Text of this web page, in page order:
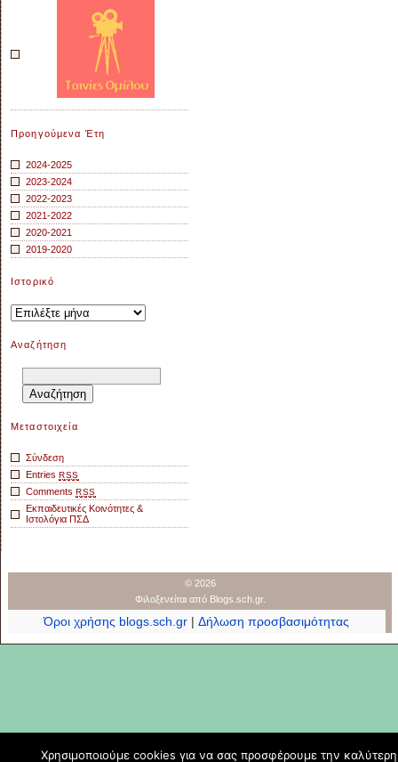
Προηγούμενα Έτη
2024-2025
2023-2024
2022-2023
2021-2022
2020-2021
2019-2020
Ιστορικό
Ιστορικό
Αναζήτηση
για:
Μεταστοιχεία
Σύνδεση
Entries RSS
Comments RSS
Εκπαιδευτικές Κοινότητες &
Ιστολόγια ΠΣΔ
© 2026
Φιλοξενείται από Blogs.sch.gr.
Όροι χρήσης blogs.sch.gr |Δήλωση προσβασιμότητας
Χρησιμοποιούμε cookies για να σας προσφέρουμε την καλύτερη